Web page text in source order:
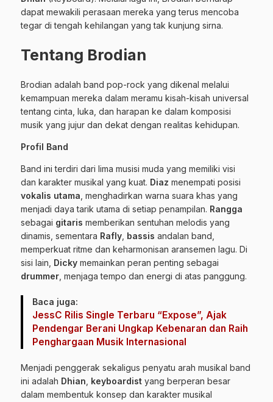
dapat mewakili perasaan mereka yang terus mencoba
tegar di tengah kehilangan yang tak kunjung sirna.
Tentang Brodian
Brodian adalah band pop-rock yang dikenal melalui
kemampuan mereka dalam meramu kisah-kisah universal
tentang cinta, luka, dan harapan ke dalam komposisi
musik yang jujur dan dekat dengan realitas kehidupan.
Profil Band
Band ini terdiri dari lima musisi muda yang memiliki visi
dan karakter musikal yang kuat. Diaz menempati posisi
vokalis utama , menghadirkan warna suara khas yang
menjadi daya tarik utama di setiap penampilan. Rangga
sebagai gitaris memberikan sentuhan melodis yang
dinamis, sementara Rafly bassis andalan band,
memperkuat ritme dan keharmonisan aransemen lagu. Di
sisi lain, Dicky memainkan peran penting sebagai
drummer , menjaga tempo dan energi di atas panggung.
Baca juga:
JessC Rilis Single Terbaru “Expose”, Ajak
Pendengar Berani Ungkap Kebenaran dan Raih
Penghargaan Musik Internasional
Menjadi penggerak sekaligus penyatu arah musikal band
ini adalah Dhian keyboardist yang berperan besar
dalam membentuk konsep dan karakter musikal